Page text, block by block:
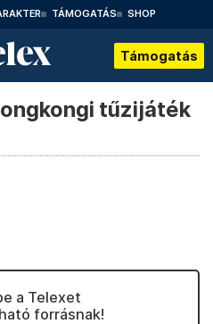
TÁMOGATÁS SHOP
Támogatás
tűzijáték
a Telexet
forrásnak!